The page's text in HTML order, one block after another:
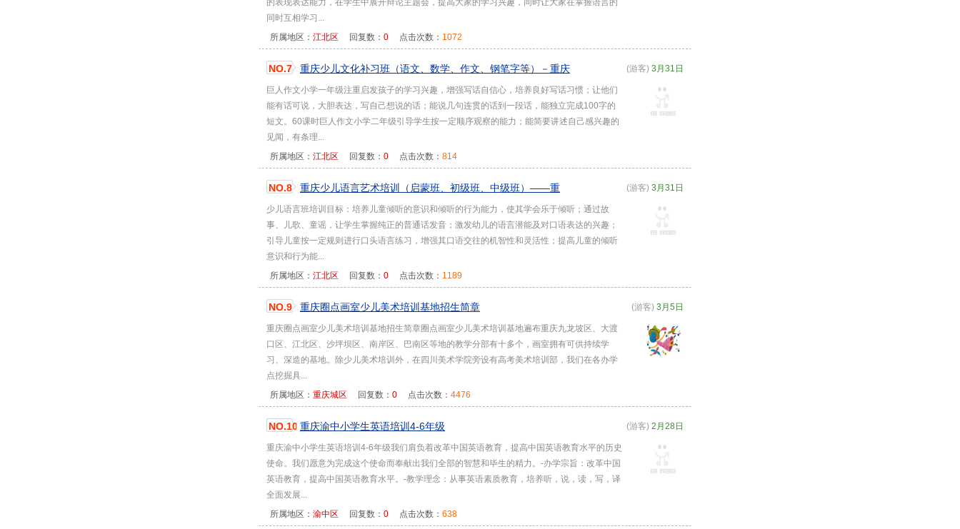
的表现表达能力，在学生中展开辩论主题会，提高大家的学习兴趣，同时让大家在掌握语言的
同时互相学习...
所属地区： 江北区 回复数： 0 点击次数： 1072
(游客) 3月31日
NO.7 重庆少儿文化补习班（语文、数学、作文、钢笔字等）－重庆
巨人作文小学一年级注重启发孩子的学习兴趣，增强写话自信心，培养良好写话习惯；让他们
能有话可说，大胆表达，写自己想说的话；能说几句连贯的话到一段话，能独立完成100字的
短文。60课时巨人作文小学二年级引导学生按一定顺序观察的能力；能简要讲述自己感兴趣的
见闻，有条理...
所属地区： 江北区 回复数： 0 点击次数： 814
(游客) 3月31日
NO.8 重庆少儿语言艺术培训（启蒙班、初级班、中级班）——重
少儿语言班培训目标：培养儿童倾听的意识和倾听的行为能力，使其学会乐于倾听；通过故
事、儿歌、童谣，让学生掌握纯正的普通话发音；激发幼儿的语言潜能及对口语表达的兴趣；
引导儿童按一定规则进行口头语言练习，增强其口语交往的机智性和灵活性；提高儿童的倾听
意识和行为能...
所属地区： 江北区 回复数： 0 点击次数： 1189
(游客) 3月5日
NO.9 重庆圈点画室少儿美术培训基地招生简章
重庆圈点画室少儿美术培训基地招生简章圈点画室少儿美术培训基地遍布重庆九龙坡区、大渡
口区、江北区、沙坪坝区、南岸区、巴南区等地的教学分部有十多个，画室拥有可供持续学
习、深造的基地。除少儿美术培训外，在四川美术学院旁设有高考美术培训部，我们在各办学
点挖掘具...
所属地区： 重庆城区 回复数： 0 点击次数： 4476
(游客) 2月28日
NO.10 重庆渝中小学生英语培训4-6年级
重庆渝中小学生英语培训4-6年级我们肩负着改革中国英语教育，提高中国英语教育水平的历史
使命。我们愿意为完成这个使命而奉献出我们全部的智慧和毕生的精力。-办学宗旨：改革中国
英语教育，提高中国英语教育水平。-教学理念：从事英语素质教育，培养听，说，读，写，译
全面发展...
所属地区： 渝中区 回复数： 0 点击次数： 638